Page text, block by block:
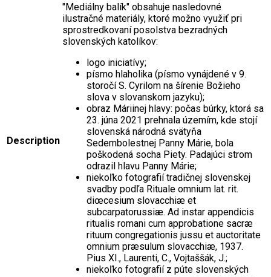
Description
"Mediálny balík" obsahuje nasledovné
ilustračné materiály, ktoré možno využiť pri
sprostredkovaní posolstva bezradných
slovenských katolíkov:
logo iniciatívy;
písmo hlaholika (písmo vynájdené v 9.
storočí S. Cyrilom na šírenie Božieho
slova v slovanskom jazyku);
obraz Máriinej hlavy: počas búrky, ktorá sa
23. júna 2021 prehnala územím, kde stojí
slovenská národná svätyňa
Sedembolestnej Panny Márie, bola
poškodená socha Piety. Padajúci strom
odrazil hlavu Panny Márie;
niekoľko fotografií tradičnej slovenskej
svadby podľa Rituale omnium lat. rit.
diœcesium slovacchiæ et
subcarpatorussiæ. Ad instar appendicis
ritualis romani cum approbatione sacræ
rituum congregationis jussu et auctoritate
omnium præsulum slovacchiæ, 1937.
Pius XI., Laurenti, C., Vojtaššák, J.;
niekoľko fotografií z púte slovenských